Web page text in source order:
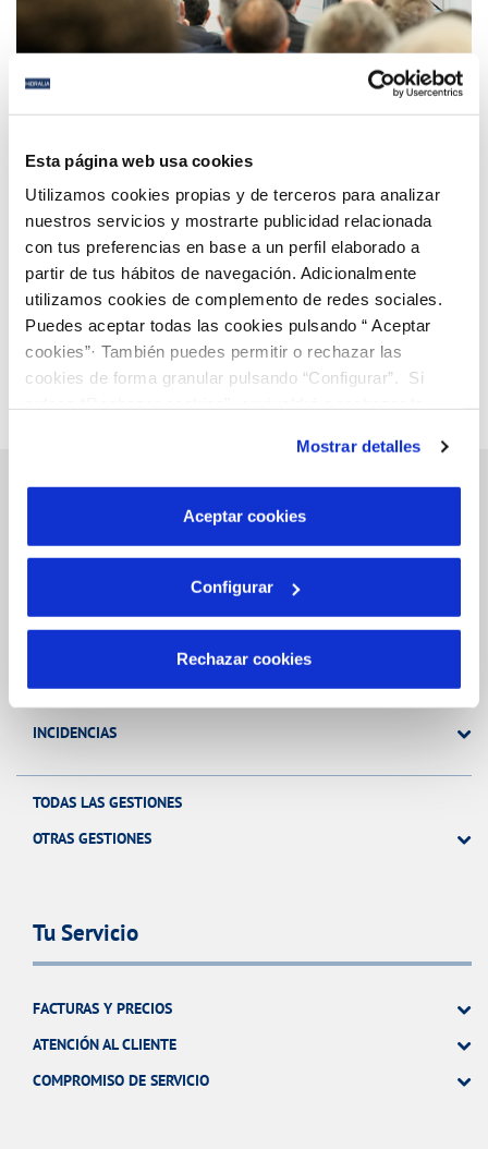
Esta página web usa cookies
Utilizamos cookies propias y de terceros para analizar
nuestros servicios y mostrarte publicidad relacionada
con tus preferencias en base a un perfil elaborado a
partir de tus hábitos de navegación. Adicionalmente
utilizamos cookies de complemento de redes sociales.
Puedes aceptar todas las cookies pulsando “ Aceptar
cookies”· También puedes permitir o rechazar las
cookies de forma granular pulsando “Configurar”. Si
son indispensables para que el sitio web funcione y que
por tanto no se pueden desactivar. Puedes consultar
más información en nuestraPolítica de Cookies
Mostrar detalles
Aceptar cookies
Configurar
Rechazar cookies
Cetaqua Andalucía celebra su 10º aniversario
sector del agua en la región
Página 12 de 112
Anterior Siguiente
Gestiones Online
FACTURAS, PAGOS Y CONSUMOS
INCIDENCIAS
TODAS LAS GESTIONES
OTRAS GESTIONES
Tu Servicio
FACTURAS Y PRECIOS
ATENCIÓN AL CLIENTE
COMPROMISO DE SERVICIO